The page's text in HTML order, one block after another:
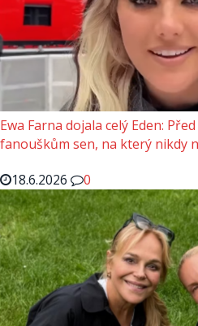
Ewa Farna dojala celý Eden:
fanouškům sen, na který nikdy
18.6.2026
0